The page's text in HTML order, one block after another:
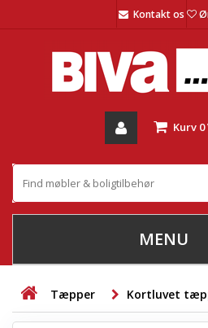
Kontakt os
Kurv 0
MENU
STUE
Tæpper Kortluvet